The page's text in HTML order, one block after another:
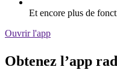
Et encore plus de
Ouvrir l'app
Obtenez l’app